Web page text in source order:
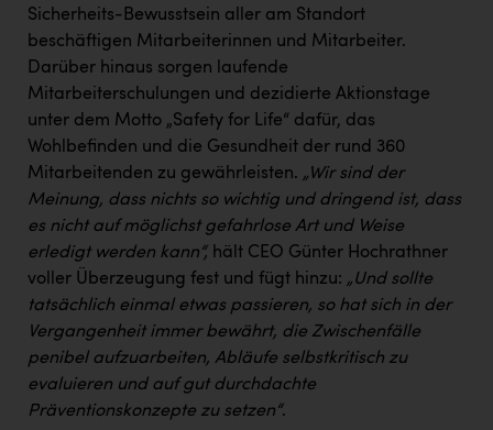
Maximarkt
Oldtimer Raststationen und Motorhotels
Österreichischer Kachelofenverband
Orlen
Passage Linz
PÜSPÖK
REMAX
RE/MAX Welcome
Resch&Frisch
RUBBLE MASTER
Sicherheits-Bewusstsein aller am Standort
beschäftigen Mitarbeiterinnen und Mitarbeiter.
Darüber hinaus sorgen laufende
Mitarbeiterschulungen und dezidierte Aktionstage
unter dem Motto „Safety for Life“ dafür, das
Wohlbefinden und die Gesundheit der rund 360
Mitarbeitenden zu gewährleisten. „Wir sind der
Meinung, dass nichts so wichtig und dringend ist, dass
es nicht auf möglichst gefahrlose Art und Weise
erledigt werden kann“, hält CEO Günter Hochrathner
voller Überzeugung fest und fügt hinzu: „Und sollte
tatsächlich einmal etwas passieren, so hat sich in der
Vergangenheit immer bewährt, die Zwischenfälle
penibel aufzuarbeiten, Abläufe selbstkritisch zu
evaluieren und auf gut durchdachte
Präventionskonzepte zu setzen“.